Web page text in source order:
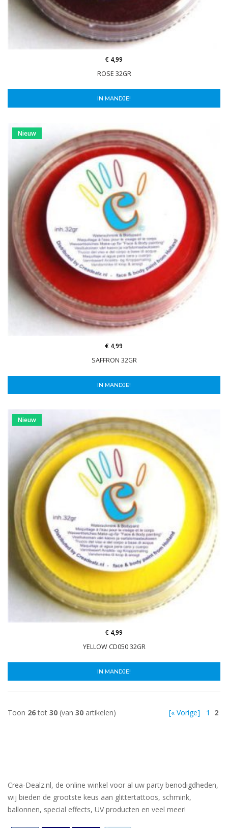
ROSE 32GR
€ 4,99
IN MANDJE!
Nieuw
SAFFRON 32GR
€ 4,99
IN MANDJE!
Nieuw
YELLOW CD050 32GR
€ 4,99
IN MANDJE!
[« Vorige] 1 2
Toon 26tot 30 (van 30 artikelen)
Crea-Dealz.nl, de online winkel voor al uw party benodigdheden,
wij bieden de grootste keus aan glittertattoos, schmink,
ballonnen, special effects, UV producten en veel meer!